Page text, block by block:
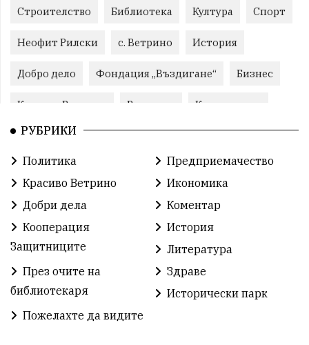
Строителство Библиотека Култура Спорт
Неофит Рилски с. Ветрино История
Добро дело Фондация „Въздигане“ Бизнес
Красиво Ветрино Развитие Криминално
Фондация Въздигане
Автосъбитие Празници Розариумът
Партия "Величие" Здраве
СУ „Христо Ботев“ – Ветрино Вълчи дол
Предстоящи Доброволчески дейности
Забавления Второ българско царство
РУБРИКИ
Политика
Предприемачество
Красиво Ветрино
Икономика
Добри дела
Коментар
Кооперация
Защитниците
История
Литература
През очите на
библиотекаря
Здраве
Исторически парк
Пожелахте да видите